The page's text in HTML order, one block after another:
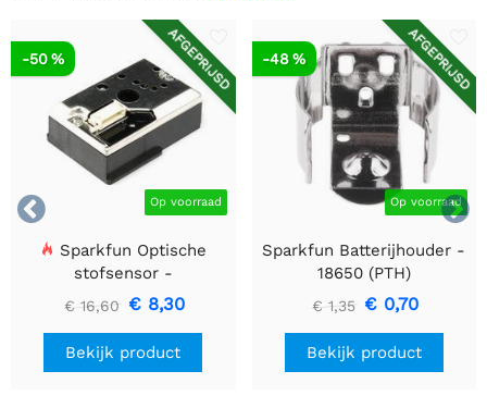


AFGEPRIJSD
Op voorraad
-50 %
Sparkfun Optische
stofsensor -
GP2Y1010AU0F
€ 16,60 € 8,30
Bekijk product
AFGEPRIJSD
Op voorraad
-48 %
Sparkfun Batterijhouder -
18650 (PTH)
€ 1,35 € 0,70
Bekijk product